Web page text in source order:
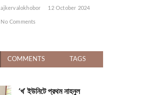
ajkervalokhobor 12 October 2024
No Comments
COMMENTS TAGS
‘খ’ ইউনিটে প্রথম নাহনুল